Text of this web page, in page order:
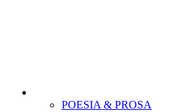
POESIA & PROSA